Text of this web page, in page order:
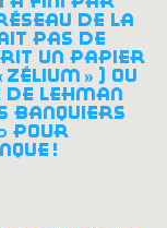
de la
pas de
un papier
zélium » ) où
lehman
banquiers
pour
!